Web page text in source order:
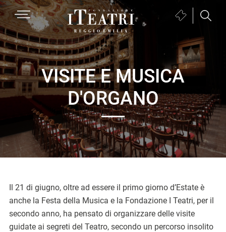
Passa
alla
navigazione
primaria
Passa
contenuto
principale
Passa
piè
di
pagina
MENU
Fondazione
I
Teatri
Reggio
Emilia
Biglietteria
apre
in
una
finestra)
VISITE E MUSICA
D'ORGANO
Il 21 di giugno, oltre ad essere il primo giorno d’Estate è
anche la Festa della Musica e la Fondazione I Teatri, per il
secondo anno, ha pensato di organizzare delle visite
guidate ai segreti del Teatro, secondo un percorso insolito